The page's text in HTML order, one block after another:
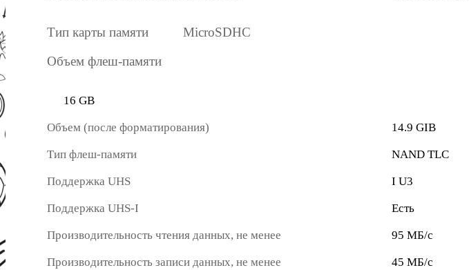
Тип карты памяти MicroSDHC
Объем флеш-памяти
16 GB
Объем (после форматирования) 14.9 GIB
Тип флеш-памяти NAND TLC
Поддержка UHS I U3
Поддержка UHS-I Есть
Производительность чтения данных, не менее 95 МБ/с
Производительность записи данных, не менее 45 МБ/с